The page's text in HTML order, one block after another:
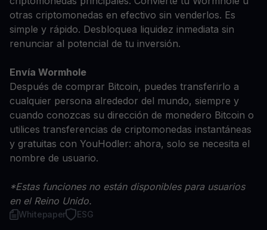
otras criptomonedas en efectivo sin venderlos. Es
simple y rápido. Desbloquea liquidez inmediata sin
renunciar al potencial de tu inversión.
Envía Wormhole
Después de comprar Bitcoin, puedes transferirlo a
cualquier persona alrededor del mundo, siempre y
cuando conozcas su dirección de monedero Bitcoin o
utilices transferencias de criptomonedas instantáneas
y gratuitas con YouHodler: ahora, solo se necesita el
nombre de usuario.
*Estas funciones no están disponibles para usuarios
en el Reino Unido.
Whitepaper ESG